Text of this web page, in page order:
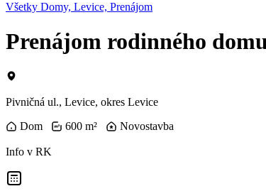
Všetky Domy, Levice, Prenájom
Prenájom rodinného
Pivničná ul., Levice, okres Levice
Dom
600 m² Novostavba
Info v RK